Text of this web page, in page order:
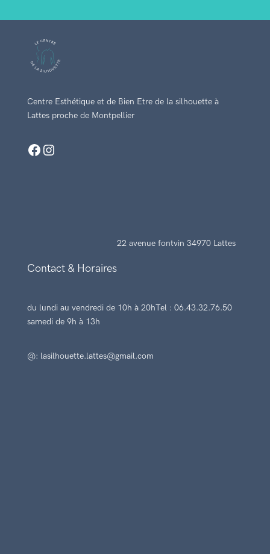
Centre Esthétique et de Bien Etre de la silhouette à
Lattes proche de Montpellier
Facebook
Instagram
Contact & Horaires
22 avenue fontvin 34970 Lattes
du lundi au vendredi de 10h à 20h
samedi de 9h à 13h
Tel : 06.43.32.76.50
@: lasilhouette.lattes@gmail.com